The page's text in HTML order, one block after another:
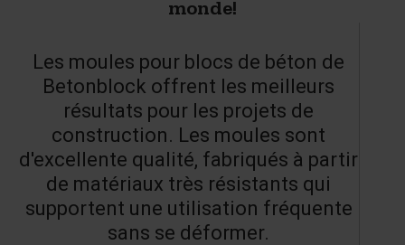
monde!
Les moules pour blocs de béton de
Betonblock offrent les meilleurs
résultats pour les projets de
construction. Les moules sont
d'excellente qualité, fabriqués à partir
de matériaux très résistants qui
supportent une utilisation fréquente
sans se déformer.